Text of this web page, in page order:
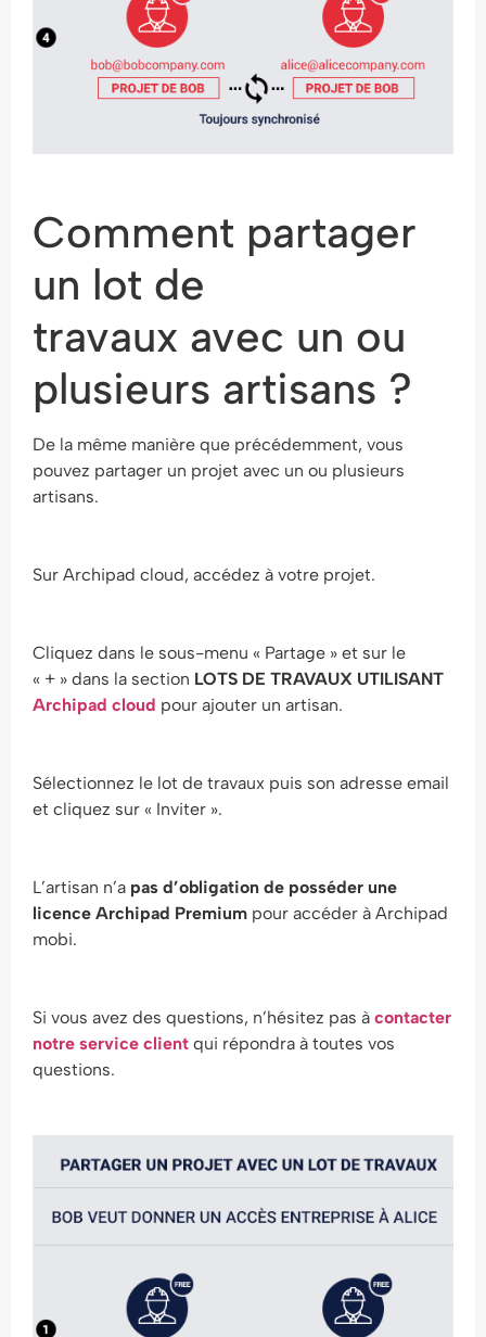
Comment partager
un lot de
travaux avec un ou
plusieurs artisans ?
De la même manière que précédemment, vous
pouvez partager un projet avec un ou plusieurs
artisans.
Sur Archipad cloud, accédez à votre projet.
Cliquez dans le sous-menu « Partage » et sur le
« + » dans la section LOTS DE TRAVAUX UTILISANT
Archipad cloud pour ajouter un artisan.
Sélectionnez le lot de travaux puis son adresse email
et cliquez sur « Inviter ».
L’artisan n’a pas d’obligation de posséder une
licence Archipad Premium pour accéder à Archipad
mobi.
Si vous avez des questions, n’hésitez pas à contacter
notre service client qui répondra à toutes vos
questions.